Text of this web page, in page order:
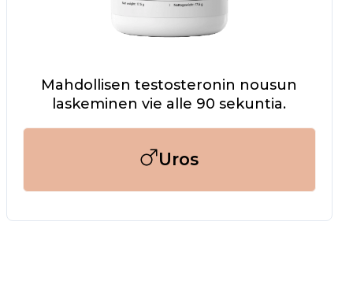
Mahdollisen testosteronin nousun
laskeminen vie alle 90 sekuntia.
Uros